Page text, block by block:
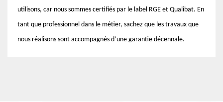
utilisons, car nous sommes certifiés par le label RGE et Qualibat. En
tant que professionnel dans le métier, sachez que les travaux que
nous réalisons sont accompagnés d’une garantie décennale.